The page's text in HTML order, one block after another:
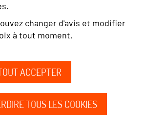
changer d'avis et modifier
à tout moment.
ACCEPTER
TOUS LES COOKIES